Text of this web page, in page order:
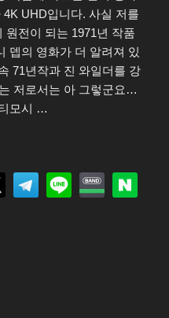
UHD입니다. 사실 저를
원전이 되는 1971년 작품
뎁의 영화가 더 알려져 있
71년작과 진 와일더를 강
저로서는 아 그렇군요…
모시 …